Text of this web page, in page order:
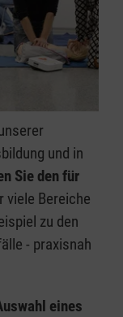
und in
Sie den für
viele Bereiche
zu den
- praxisnah
eines